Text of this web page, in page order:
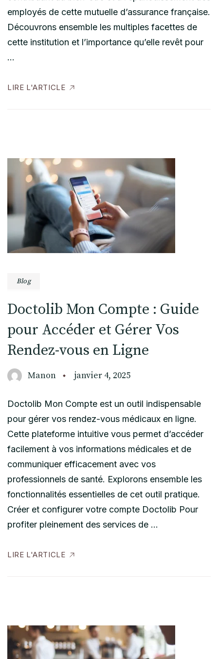
employés de cette mutuelle d’assurance française.
Découvrons ensemble les multiples facettes de
cette institution et l’importance qu’elle revêt pour
…
LIRE L'ARTICLE
Blog
Doctolib Mon Compte : Guide
pour Accéder et Gérer Vos
Rendez-vous en Ligne
Manon janvier 4, 2025
Doctolib Mon Compte est un outil indispensable
pour gérer vos rendez-vous médicaux en ligne.
Cette plateforme intuitive vous permet d’accéder
facilement à vos informations médicales et de
communiquer efficacement avec vos
professionnels de santé. Explorons ensemble les
fonctionnalités essentielles de cet outil pratique.
Créer et configurer votre compte Doctolib Pour
profiter pleinement des services de …
LIRE L'ARTICLE